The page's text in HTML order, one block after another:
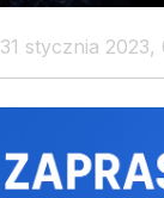
31 stycznia 2023,